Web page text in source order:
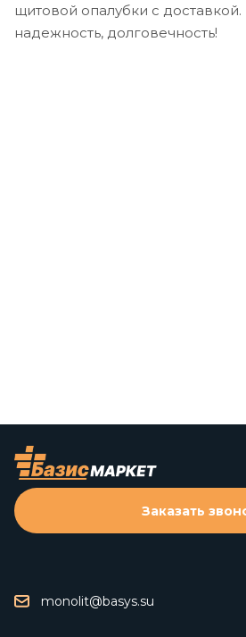
щитовой опалубки с
надежность, долговечность!
monolit@basys.su
Заказать